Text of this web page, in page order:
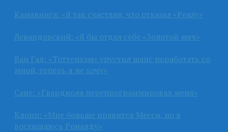
Камавинга: «Я так счастлив, что отказал «Реалу»
Левандовский: «Я бы отдал себе «Золотой мяч»
Ван Гал: «Тоттенхэм» упустил шанс поработать со
мной, теперь я не хочу»
Сане: «Гвардиола перепрограммировал меня»
Клопп: «Мне больше нравится Месси, но я
восхищаюсь Роналду»